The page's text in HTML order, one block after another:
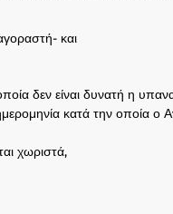
και
δεν είναι δυνατή η
κατά την οποία ο
χωριστά,